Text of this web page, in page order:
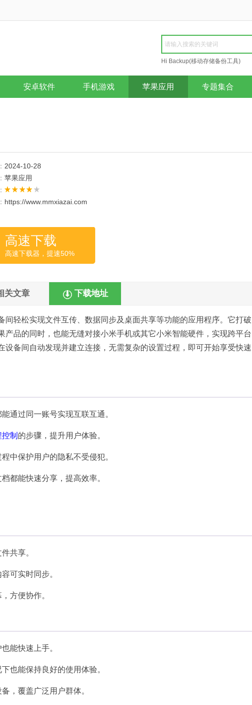
Hi Backup(移动存储备份工具)
Repair
安卓软件 手机游戏 苹果应用 专题集合
2024-10-28
苹果应用
https://www.mmxiazai.com
高速下载
高速下载器，提速50%
关文章 下载地址
轻松实现文件互传、数据同步及桌面共享等功能的应用程序。它打破
品的同时，也能无缝对接小米手机或其它小米智能硬件，实现跨平台
备间自动发现并建立连接，无需复杂的设置过程，即可开始享受快速
通过同一账号实现互联互通。
制 的步骤，提升用户体验。
中保护用户的隐私不受侵犯。
都能快速分享，提高效率。
共享。
可实时同步。
方便协作。
能快速上手。
也能保持良好的使用体验。
，覆盖广泛用户群体。